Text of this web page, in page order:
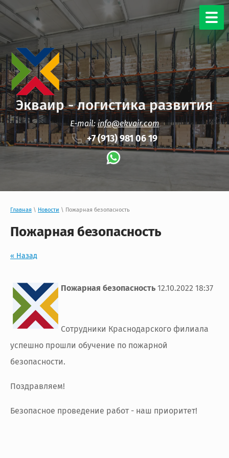
Экваир - логистика развития
+7 (913) 981 06 19
E-mail:info@ekvair.com
Главная \ Новости \ Пожарная безопасность
Пожарная безопасность
« Назад
Пожарная безопасность 12.10.2022 18:37
Сотрудники Краснодарского филиала
успешно прошли обучение по пожарной
безопасности.
Поздравляем!
Безопасное проведение работ - наш приоритет!